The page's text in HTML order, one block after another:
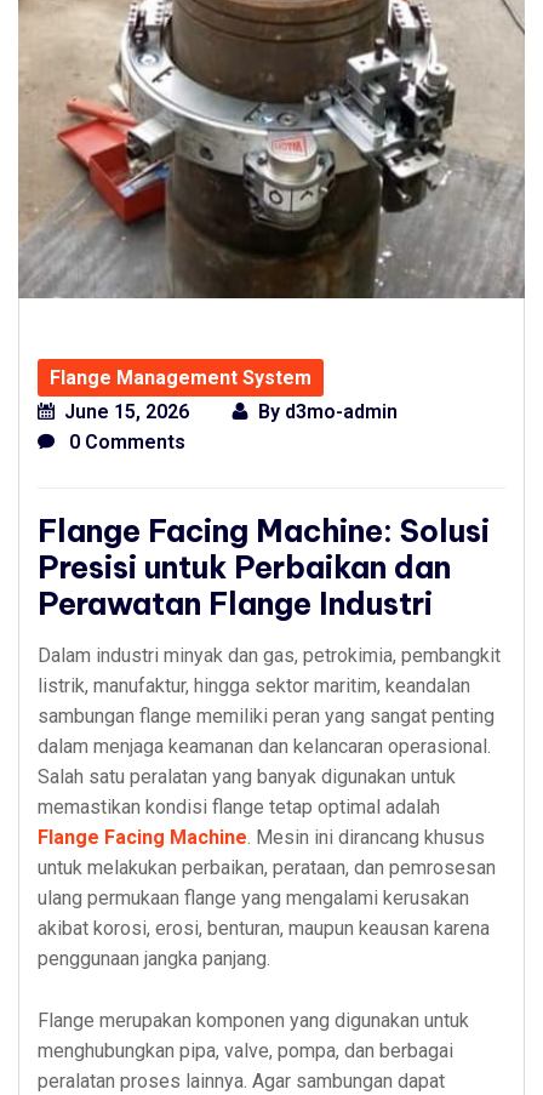
Flange Management System
June 15, 2026
By d3mo-admin
0 Comments
Flange Facing Machine: Solusi
Presisi untuk Perbaikan dan
Perawatan Flange Industri
Dalam industri minyak dan gas, petrokimia, pembangkit
listrik, manufaktur, hingga sektor maritim, keandalan
sambungan flange memiliki peran yang sangat penting
dalam menjaga keamanan dan kelancaran operasional.
Salah satu peralatan yang banyak digunakan untuk
memastikan kondisi flange tetap optimal adalah
Flange Facing Machine. Mesin ini dirancang khusus
untuk melakukan perbaikan, perataan, dan pemrosesan
ulang permukaan flange yang mengalami kerusakan
akibat korosi, erosi, benturan, maupun keausan karena
penggunaan jangka panjang.
Flange merupakan komponen yang digunakan untuk
menghubungkan pipa, valve, pompa, dan berbagai
peralatan proses lainnya. Agar sambungan dapat